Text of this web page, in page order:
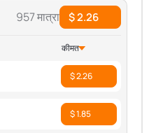
957 मात्रा $ 2.26
कीमत
$ 2.26
$ 1.85